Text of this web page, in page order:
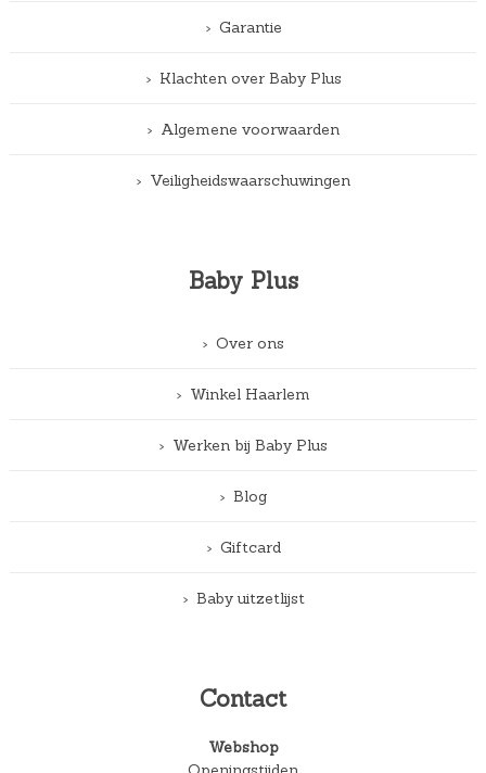
Garantie
Klachten over Baby Plus
Algemene voorwaarden
Veiligheidswaarschuwingen
Baby Plus
Over ons
Winkel Haarlem
Werken bij Baby Plus
Blog
Giftcard
Baby uitzetlijst
Contact
Webshop